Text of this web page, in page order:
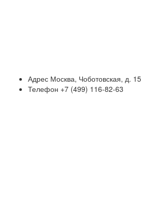
Адрес Москва, Чоботовская, д. 15
Телефон +7 (499) 116-82-63